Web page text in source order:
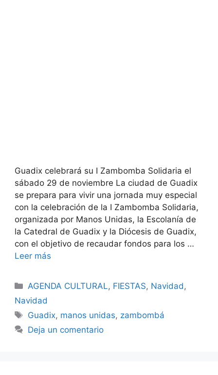
Guadix celebrará su I Zambomba Solidaria el
sábado 29 de noviembre La ciudad de Guadix
se prepara para vivir una jornada muy especial
con la celebración de la I Zambomba Solidaria,
organizada por Manos Unidas, la Escolanía de
la Catedral de Guadix y la Diócesis de Guadix,
con el objetivo de recaudar fondos para los …
Leer más
Categorías
AGENDA CULTURAL, FIESTAS, Navidad ,
Navidad
Etiquetas
Guadix, manos unidas, zambombá
Deja un comentario